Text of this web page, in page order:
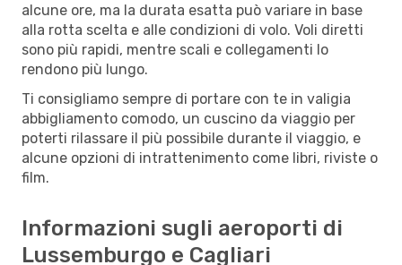
alcune ore, ma la durata esatta può variare in base
alla rotta scelta e alle condizioni di volo. Voli diretti
sono più rapidi, mentre scali e collegamenti lo
rendono più lungo.
Ti consigliamo sempre di portare con te in valigia
abbigliamento comodo, un cuscino da viaggio per
poterti rilassare il più possibile durante il viaggio, e
alcune opzioni di intrattenimento come libri, riviste o
film.
Informazioni sugli aeroporti di
Lussemburgo e Cagliari